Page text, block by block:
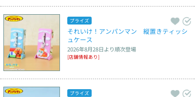
プライズ
それいけ！アンパンマン　縦置きティッシ
ュケース
2026年8月28日より順次登場
[店舗情報あり]
プライズ